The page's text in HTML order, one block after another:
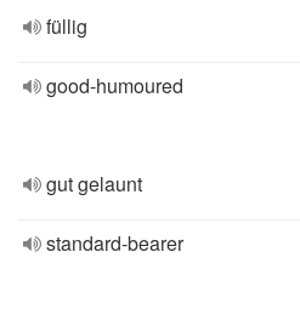
füllig
good-humoured
gut gelaunt
standard-bearer